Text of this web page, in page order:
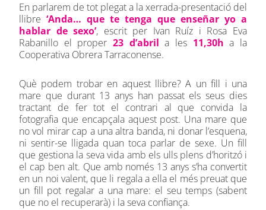
En parlarem de tot plegat a la xerrada-presentació del
llibre ‘Anda… que te tenga que enseñar yo a
hablar de sexo’, escrit per Ivan Ruíz i Rosa Eva
Rabanillo el proper 23 d’abril a les 11,30h a la
Cooperativa Obrera Tarraconense.
Què podem trobar en aquest llibre? A un fill i una
mare que durant 13 anys han passat els seus dies
tractant de fer tot el contrari al que convida la
fotografia que encapçala aquest post. Una mare que
no vol mirar cap a una altra banda, ni donar l’esquena,
ni sentir-se lligada quan toca parlar de sexe. Un fill
que gestiona la seva vida amb els ulls plens d’horitzó i
el cap ben alt. Que amb només 13 anys s’ha convertit
en un noi valent, que li regala a ella el més preuat que
un fill pot regalar a una mare: el seu temps (sabent
que no el recuperarà) i la seva confiança.